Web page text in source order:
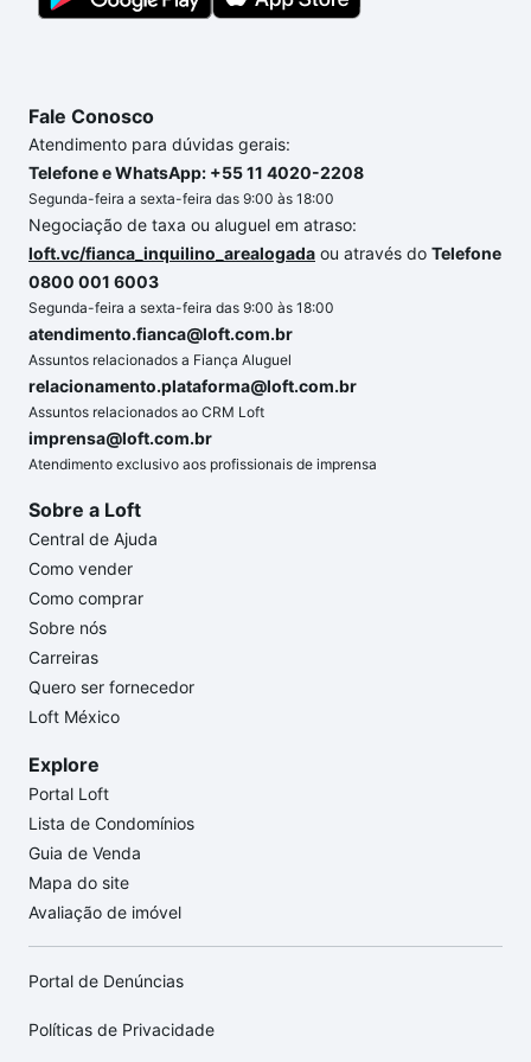
Fale Conosco
Atendimento para dúvidas gerais:
Telefone e WhatsApp: +55 11 4020-2208
Segunda-feira a sexta-feira das 9:00 às 18:00
Negociação de taxa ou aluguel em atraso:
loft.vc/fianca_inquilino_arealogada ou através do Telefone
0800 001 6003
Segunda-feira a sexta-feira das 9:00 às 18:00
atendimento.fianca@loft.com.br
Assuntos relacionados a Fiança Aluguel
relacionamento.plataforma@loft.com.br
Assuntos relacionados ao CRM Loft
imprensa@loft.com.br
Atendimento exclusivo aos profissionais de imprensa
Sobre a Loft
Central de Ajuda
Como vender
Como comprar
Sobre nós
Carreiras
Quero ser fornecedor
Loft México
Explore
Portal Loft
Lista de Condomínios
Guia de Venda
Mapa do site
Avaliação de imóvel
Portal de Denúncias
Políticas de Privacidade